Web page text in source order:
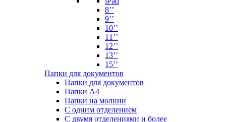
8’’
9’’
10’’
11’’
12’’
13’’
15’’
Папки для документов
Папки для документов
Папки А4
Папки на молнии
С одним отделением
С двумя отделениями и более